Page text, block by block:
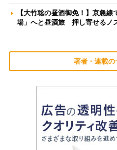
【大竹聡の昼酒御免！】京急
場」へと昼酒旅 押し寄せるノ
著者・連載の